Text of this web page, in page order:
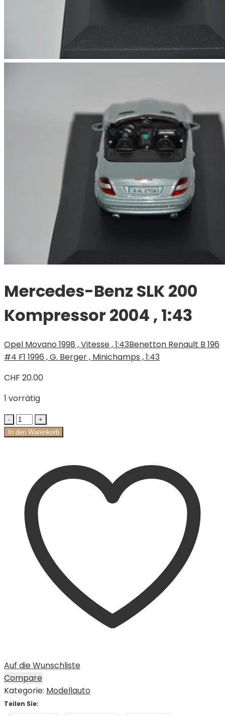
Mercedes-Benz SLK 200
Kompressor 2004 , 1:43
Opel Movano 1998 , Vitesse , 1:43Benetton Renault B 196
#4 F1 1996 , G. Berger , Minichamps , 1:43
CHF 20.00
1 vorrätig
In den Warenkorb
Auf die Wunschliste
Compare
Kategorie: Modellauto
Teilen Sie: